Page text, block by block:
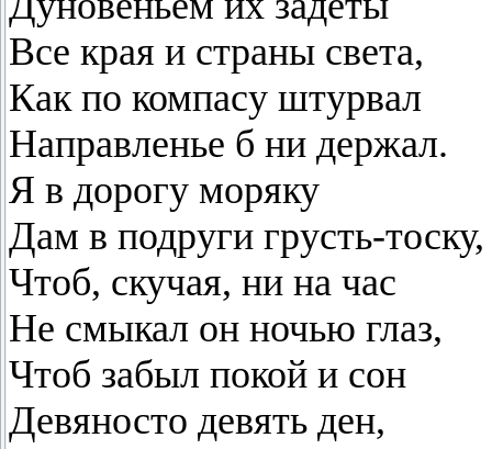
Все края и страны света,
Как по компасу штурвал
Направленье б ни держал.
Я в дорогу моряку
Дам в подруги грусть-тоску,
Чтоб, скучая, ни на час
Не смыкал он ночью глаз,
Чтоб забыл покой и сон
Девяносто девять ден,